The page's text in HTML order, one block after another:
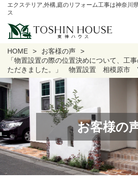
エクステリア,外構,庭のリフォーム工事は神奈川
ス
HOME
お客様の声
「物置設置の際の位置決めについて、工
ただきました。」 物置設置 相模原市
お客様の